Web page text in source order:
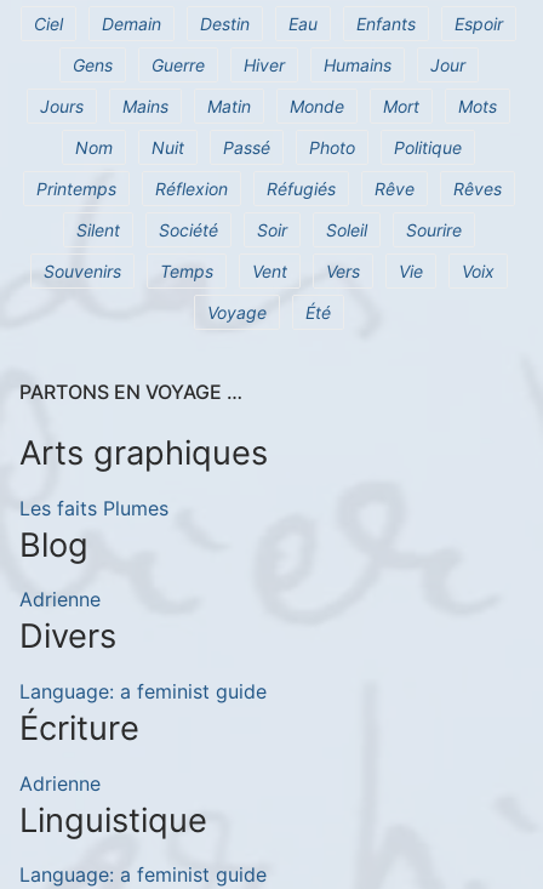
Ciel
Demain Destin Eau Enfants
Espoir
Gens
Guerre Hiver Humains
Jour
Jours
Mains Matin Monde Mort
Mots
Nom
Nuit Passé Photo
Politique
Printemps
Réflexion Réfugiés Rêve
Rêves
Silent
Société Soir Soleil
Sourire
Souvenirs
Temps Vent Vers Vie
Voix
Voyage
Été
PARTONS EN VOYAGE …
Arts graphiques
Les faits Plumes
Blog
Adrienne
Divers
Language: a feminist guide
Écriture
Adrienne
Linguistique
Language: a feminist guide